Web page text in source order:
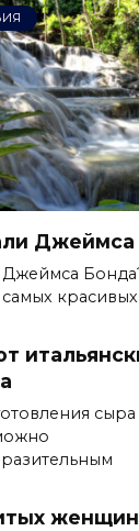
Джеймса
Джеймса
красивых
сыра